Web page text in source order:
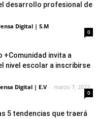
desarrollo profesional de
Digital | S.M -
0
+Comunidad invita a
nivel escolar a inscribirse
Digital | E.V - marzo 7, 2022
0
5 tendencias que traerá